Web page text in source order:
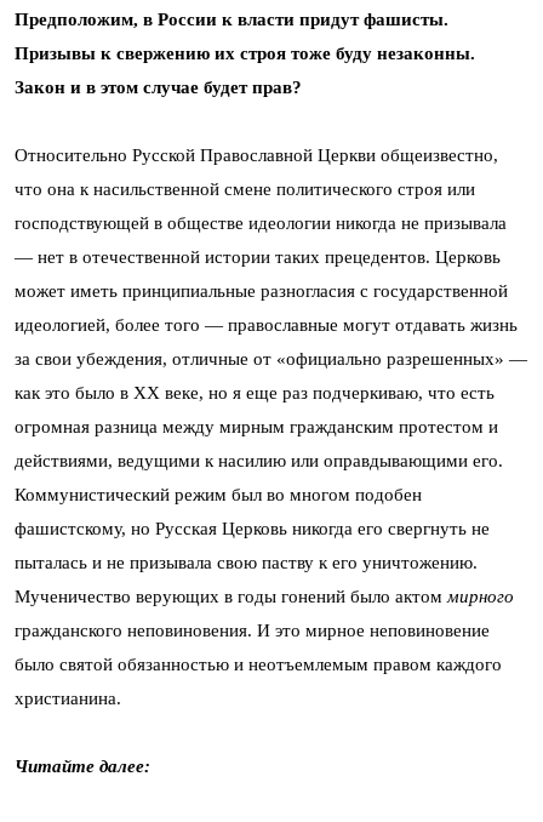
Предположим, в России к власти придут фашисты.
Призывы к свержению их строя тоже буду незаконны.
Закон и в этом случае будет прав?
Относительно Русской Православной Церкви общеизвестно,
что она к насильственной смене политического строя или
господствующей в обществе идеологии никогда не призывала
— нет в отечественной истории таких прецедентов. Церковь
может иметь принципиальные разногласия с государственной
идеологией, более того — православные могут отдавать жизнь
за свои убеждения, отличные от «официально разрешенных» —
как это было в XX веке, но я еще раз подчеркиваю, что есть
огромная разница между мирным гражданским протестом и
действиями, ведущими к насилию или оправдывающими его.
Коммунистический режим был во многом подобен
фашистскому, но Русская Церковь никогда его свергнуть не
пыталась и не призывала свою паству к его уничтожению.
Мученичество верующих в годы гонений было актом мирного
гражданского неповиновения. И это мирное неповиновение
было святой обязанностью и неотъемлемым правом каждого
христианина.
Читайте далее: